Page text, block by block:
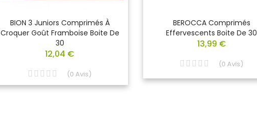
BION 3 Juniors Comprimés À
Croquer Goût Framboise Boite De
30
12,04 €
(0 Avis)
BEROCCA Comprimés
Effervescents Boite De 30
13,99 €
(0 Avis)